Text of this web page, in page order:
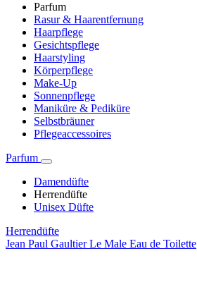
Parfum
Rasur & Haarentfernung
Haarpflege
Gesichtspflege
Haarstyling
Körperpflege
Make-Up
Sonnenpflege
Maniküre & Pediküre
Selbstbräuner
Pflegeaccessoires
Parfum
Damendüfte
Herrendüfte
Unisex Düfte
Herrendüfte
Jean Paul Gaultier Le Male Eau de Toilette